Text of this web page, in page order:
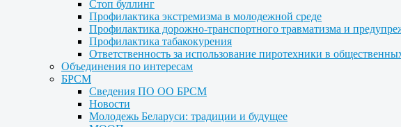
Стоп буллинг
Профилактика экстремизма в молодежной среде
Профилактика дорожно-транспортного травматизма и
Профилактика табакокурения
Ответственность за использование пиротехники в
Объединения по интересам
БРСМ
Сведения ПО ОО БРСМ
Новости
Молодежь Беларуси: традиции и будущее